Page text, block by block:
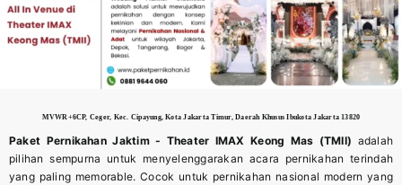
MVWR+6CP, Ceger, Kec. Cipayung, Kota Jakarta Timur, Daerah Khusus Ibukota Jakarta 13820
Paket Pernikahan Jaktim - Theater IMAX Keong Mas (TMII) adalah
pilihan sempurna untuk menyelenggarakan acara pernikahan terindah
yang paling memorable. Cocok untuk pernikahan nasional modern yang